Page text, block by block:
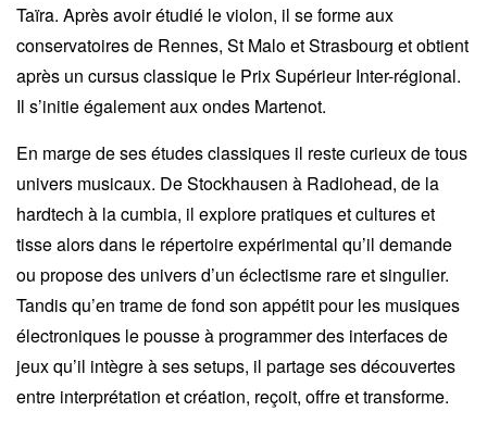
Taïra. Après avoir étudié le violon, il se forme aux
conservatoires de Rennes, St Malo et Strasbourg et obtient
après un cursus classique le Prix Supérieur Inter-régional.
Il s’initie également aux ondes Martenot.
En marge de ses études classiques il reste curieux de tous
univers musicaux. De Stockhausen à Radiohead, de la
hardtech à la cumbia, il explore pratiques et cultures et
tisse alors dans le répertoire expérimental qu’il demande
ou propose des univers d’un éclectisme rare et singulier.
Tandis qu’en trame de fond son appétit pour les musiques
électroniques le pousse à programmer des interfaces de
jeux qu’il intègre à ses setups, il partage ses découvertes
entre interprétation et création, reçoit, offre et transforme.